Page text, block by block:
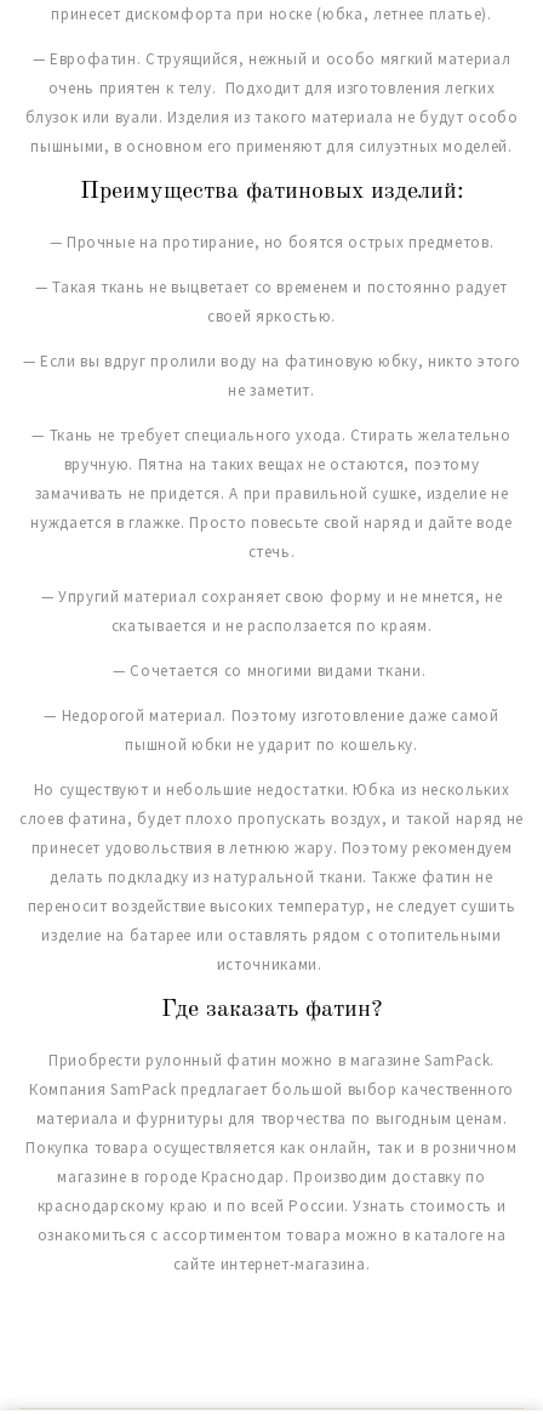
принесет дискомфорта при носке (юбка, летнее платье).
— Еврофатин. Струящийся, нежный и особо мягкий материал
очень приятен к телу. Подходит для изготовления легких
блузок или вуали. Изделия из такого материала не будут особо
пышными, в основном его применяют для силуэтных моделей.
Преимущества фатиновых изделий:
— Прочные на протирание, но боятся острых предметов.
— Такая ткань не выцветает со временем и постоянно радует
своей яркостью.
— Если вы вдруг пролили воду на фатиновую юбку, никто этого
не заметит.
— Ткань не требует специального ухода. Стирать желательно
вручную. Пятна на таких вещах не остаются, поэтому
замачивать не придется. А при правильной сушке, изделие не
нуждается в глажке. Просто повесьте свой наряд и дайте воде
стечь.
— Упругий материал сохраняет свою форму и не мнется, не
скатывается и не расползается по краям.
— Сочетается со многими видами ткани.
— Недорогой материал. Поэтому изготовление даже самой
пышной юбки не ударит по кошельку.
Но существуют и небольшие недостатки. Юбка из нескольких
слоев фатина, будет плохо пропускать воздух, и такой наряд не
принесет удовольствия в летнюю жару. Поэтому рекомендуем
делать подкладку из натуральной ткани. Также фатин не
переносит воздействие высоких температур, не следует сушить
изделие на батарее или оставлять рядом с отопительными
источниками.
Где заказать фатин?
Приобрести рулонный фатин можно в магазине SamPack.
Компания SamPack предлагает большой выбор качественного
материала и фурнитуры для творчества по выгодным ценам.
Покупка товара осуществляется как онлайн, так и в розничном
магазине в городе Краснодар. Производим доставку по
краснодарскому краю и по всей России. Узнать стоимость и
ознакомиться с ассортиментом товара можно в каталоге на
сайте интернет-магазина.